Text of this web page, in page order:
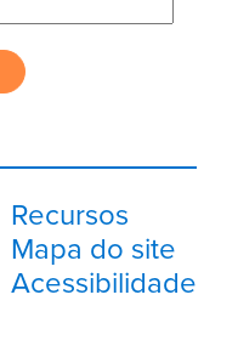
Recursos
Mapa do site
Acessibilidade